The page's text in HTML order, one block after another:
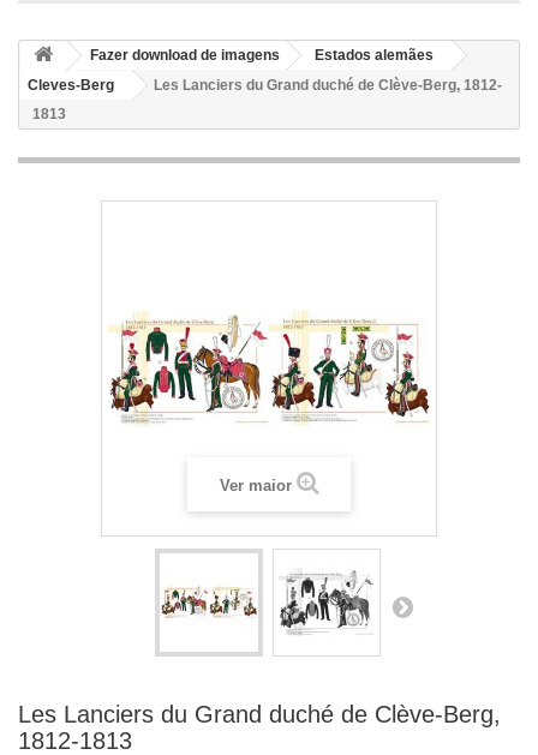
Fazer download de imagens
Estados alemães
Cleves-Berg
Les Lanciers du Grand duché de Clève-Berg, 1812-
1813
Ver maior
Les Lanciers du Grand duché de Clève-Berg,
1812-1813